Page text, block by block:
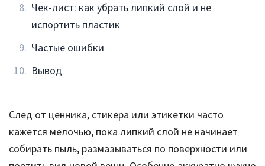
Чек-лист: как убрать липкий слой и не
испортить пластик
Частые ошибки
Вывод
След от ценника, стикера или этикетки часто
кажется мелочью, пока липкий слой не начинает
собирать пыль, размазываться по поверхности или